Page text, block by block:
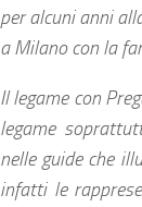
per alcuni anni
a Milano con la
Il legame con
legame
nelle guide che
infatti le